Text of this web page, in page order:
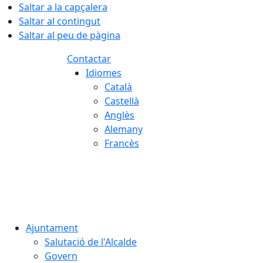
Saltar a la capçalera
Saltar al contingut
Saltar al peu de pàgina
Contactar
Idiomes
Català
Castellà
Anglès
Alemany
Francès
Ajuntament
Salutació de l'Alcalde
Govern